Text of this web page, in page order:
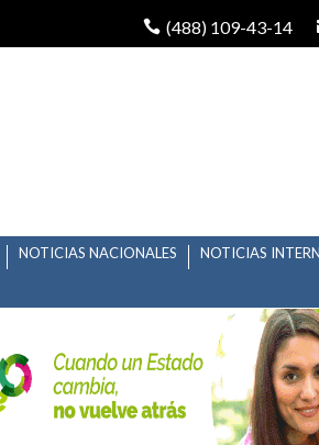
(488) 109-43-14
NOTICIAS NACIONALES NOTICIAS
COMISIÓN DE
ANTES DE